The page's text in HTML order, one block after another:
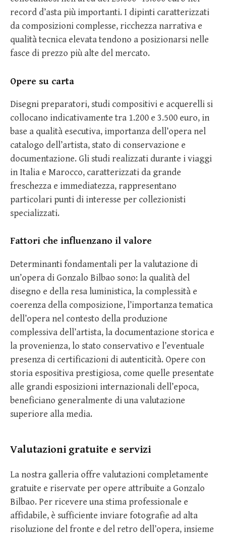
record d’asta più importanti. I dipinti caratterizzati
da composizioni complesse, ricchezza narrativa e
qualità tecnica elevata tendono a posizionarsi nelle
fasce di prezzo più alte del mercato.
Opere su carta
Disegni preparatori, studi compositivi e acquerelli si
collocano indicativamente tra 1.200 e 3.500 euro, in
base a qualità esecutiva, importanza dell’opera nel
catalogo dell’artista, stato di conservazione e
documentazione. Gli studi realizzati durante i viaggi
in Italia e Marocco, caratterizzati da grande
freschezza e immediatezza, rappresentano
particolari punti di interesse per collezionisti
specializzati.
Fattori che influenzano il valore
Determinanti fondamentali per la valutazione di
un’opera di Gonzalo Bilbao sono: la qualità del
disegno e della resa luministica, la complessità e
coerenza della composizione, l’importanza tematica
dell’opera nel contesto della produzione
complessiva dell’artista, la documentazione storica e
la provenienza, lo stato conservativo e l’eventuale
presenza di certificazioni di autenticità. Opere con
storia espositiva prestigiosa, come quelle presentate
alle grandi esposizioni internazionali dell’epoca,
beneficiano generalmente di una valutazione
superiore alla media.
Valutazioni gratuite e servizi
La nostra galleria offre valutazioni completamente
gratuite e riservate per opere attribuite a Gonzalo
Bilbao. Per ricevere una stima professionale e
affidabile, è sufficiente inviare fotografie ad alta
risoluzione del fronte e del retro dell’opera, insieme